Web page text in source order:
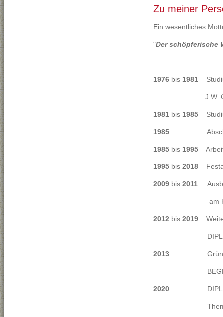
Zu meiner
Ein wesentliches
"Der schöpferische
1976 bis 1981
J.W. GOETHE
1981 bis 1985
1985 Abschluss
1985 bis 1995 Arbeit
1995 bis 2018
2009 bis 2011
am
2012 bis 2019
2013 Gründung
2020
Thema